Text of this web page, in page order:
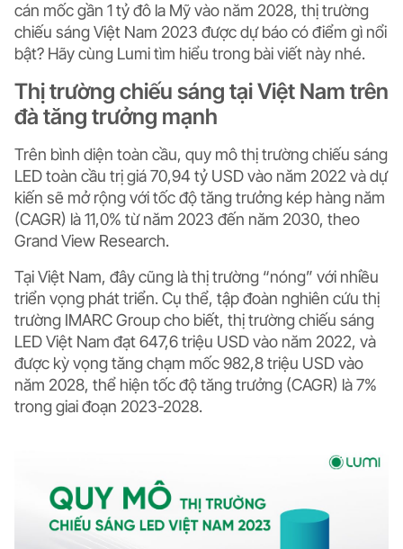
cán mốc gần 1 tỷ đô la Mỹ vào năm 2028, thị trường
chiếu sáng Việt Nam 2023 được dự báo có điểm gì nổi
bật? Hãy cùng Lumi tìm hiểu trong bài viết này nhé.
Thị trường chiếu sáng tại Việt Nam trên
đà tăng trưởng mạnh
Trên bình diện toàn cầu, quy mô thị trường chiếu sáng
LED toàn cầu trị giá 70,94 tỷ USD vào năm 2022 và dự
kiến ​​sẽ mở rộng với tốc độ tăng trưởng kép hàng năm
(CAGR) là 11,0% từ năm 2023 đến năm 2030, theo
Grand View Research.
Tại Việt Nam, đây cũng là thị trường “nóng” với nhiều
triển vọng phát triển. Cụ thể, tập đoàn nghiên cứu thị
trường IMARC Group cho biết, thị trường chiếu sáng
LED Việt Nam đạt 647,6 triệu USD vào năm 2022, và
được kỳ vọng tăng chạm mốc 982,8 triệu USD vào
năm 2028, thể hiện tốc độ tăng trưởng (CAGR) là 7%
trong giai đoạn 2023-2028.